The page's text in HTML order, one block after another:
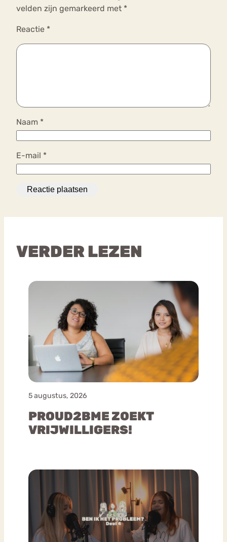
velden zijn gemarkeerd met *
Reactie *
Naam *
E-mail *
VERDER LEZEN
5 augustus, 2026
PROUD2BME ZOEKT
VRIJWILLIGERS!